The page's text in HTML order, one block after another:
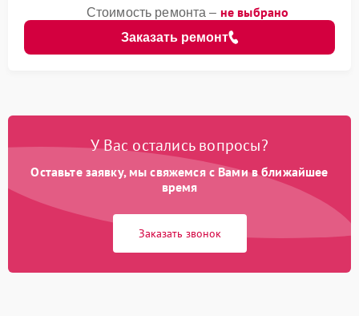
Заказать ремонт
Стоимость ремонта – не выбрано
У Вас остались вопросы?
Оставьте заявку, мы свяжемся с Вами в ближайшее
время
Заказать звонок